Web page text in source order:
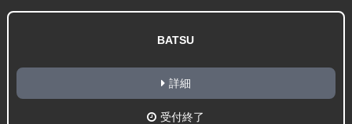
BATSU
詳細
受付終了